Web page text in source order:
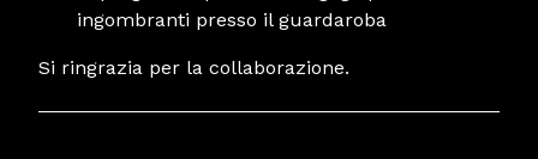
ingombranti presso il guardaroba
Si ringrazia per la collaborazione.